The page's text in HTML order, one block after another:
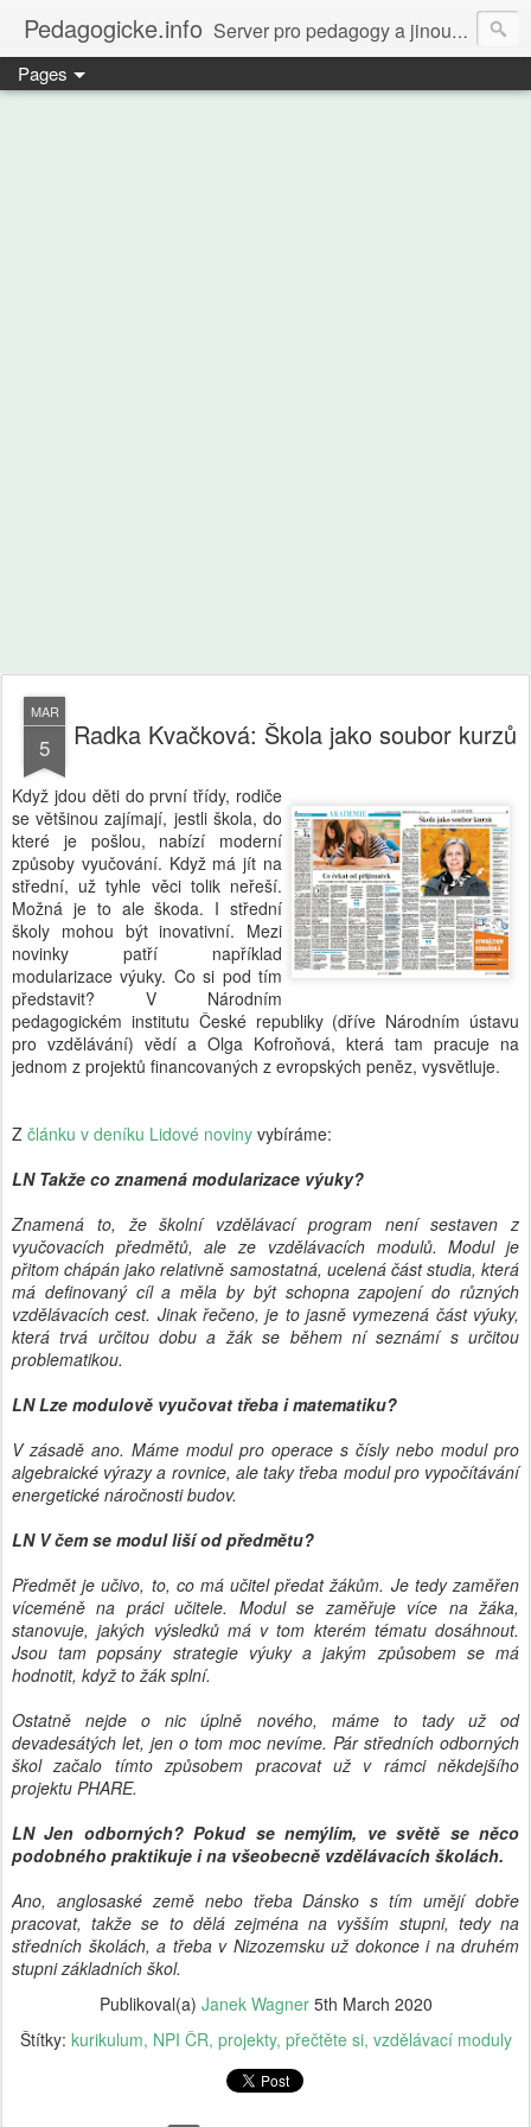
Pedagogicke.info Server pro pedagogy a jinou zvířenu
Pages
MAR
5 Radka Kvačková: Škola jako soubor kurzů
Když jdou děti do první třídy, rodiče
se většinou zajímají, jestli škola, do
které je pošlou, nabízí moderní
způsoby vyučování. Když má jít na
střední, už tyhle věci tolik neřeší.
Možná je to ale škoda. I střední
školy mohou být inovativní. Mezi
novinky patří například
modularizace výuky. Co si pod tím
představit? V Národním
pedagogickém institutu České republiky (dříve Národním ústavu
pro vzdělávání) vědí a Olga Kofroňová, která tam pracuje na
jednom z projektů financovaných z evropských peněz, vysvětluje.
Z článku v deníku Lidové noviny vybíráme:
LN Takže co znamená modularizace výuky?
Znamená to, že školní vzdělávací program není sestaven z
vyučovacích předmětů, ale ze vzdělávacích modulů. Modul je
přitom chápán jako relativně samostatná, ucelená část studia, která
má definovaný cíl a měla by být schopna zapojení do různých
vzdělávacích cest. Jinak řečeno, je to jasně vymezená část výuky,
která trvá určitou dobu a žák se během ní seznámí s určitou
problematikou.
LN Lze modulově vyučovat třeba i matematiku?
V zásadě ano. Máme modul pro operace s čísly nebo modul pro
algebraické výrazy a rovnice, ale taky třeba modul pro vypočítávání
energetické náročnosti budov.
LN V čem se modul liší od předmětu?
Předmět je učivo, to, co má učitel předat žákům. Je tedy zaměřen
víceméně na práci učitele. Modul se zaměřuje více na žáka,
stanovuje, jakých výsledků má v tom kterém tématu dosáhnout.
Jsou tam popsány strategie výuky a jakým způsobem se má
hodnotit, když to žák splní.
Ostatně nejde o nic úplně nového, máme to tady už od
devadesátých let, jen o tom moc nevíme. Pár středních odborných
škol začalo tímto způsobem pracovat už v rámci někdejšího
projektu PHARE.
LN Jen odborných? Pokud se nemýlím, ve světě se něco
podobného praktikuje i na všeobecně vzdělávacích školách.
Ano, anglosaské země nebo třeba Dánsko s tím umějí dobře
pracovat, takže se to dělá zejména na vyšším stupni, tedy na
středních školách, a třeba v Nizozemsku už dokonce i na druhém
stupni základních škol.
Publikoval(a) Janek Wagner 5th March 2020
Štítky: kurikulum NPI ČR projekty přečtěte si vzdělávací moduly